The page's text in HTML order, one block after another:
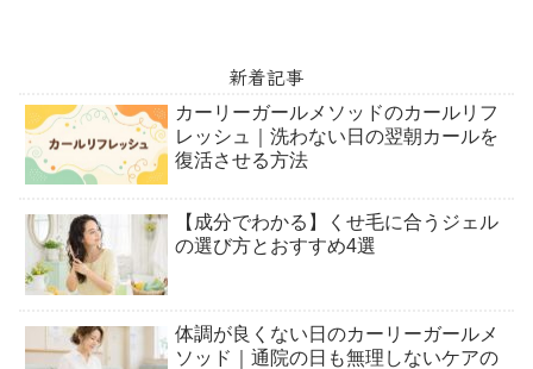
新着記事
カーリーガールメソッドのカールリフ
レッシュ｜洗わない日の翌朝カールを
復活させる方法
【成分でわかる】くせ毛に合うジェル
の選び方とおすすめ4選
体調が良くない日のカーリーガールメ
ソッド｜通院の日も無理しないケアの